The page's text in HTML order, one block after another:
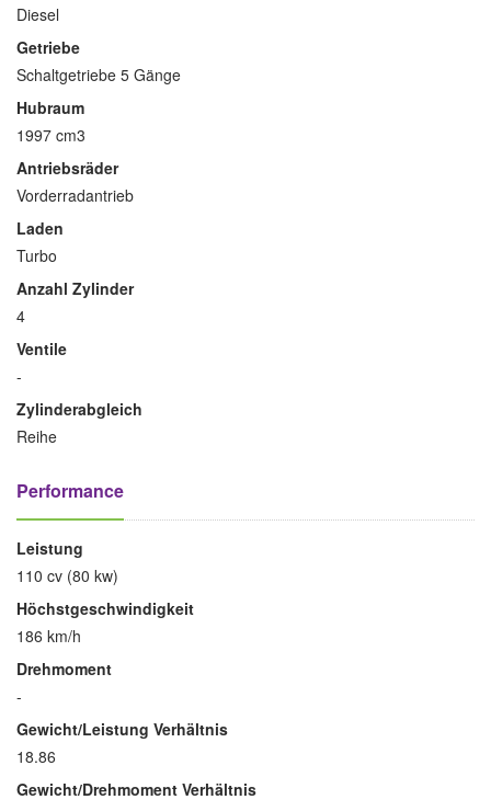
Diesel
Getriebe
Schaltgetriebe 5 Gänge
Hubraum
1997 cm3
Antriebsräder
Vorderradantrieb
Laden
Turbo
Anzahl Zylinder
4
Ventile
-
Zylinderabgleich
Reihe
Performance
Leistung
110 cv (80 kw)
Höchstgeschwindigkeit
186 km/h
Drehmoment
-
Gewicht/Leistung Verhältnis
18.86
Gewicht/Drehmoment Verhältnis